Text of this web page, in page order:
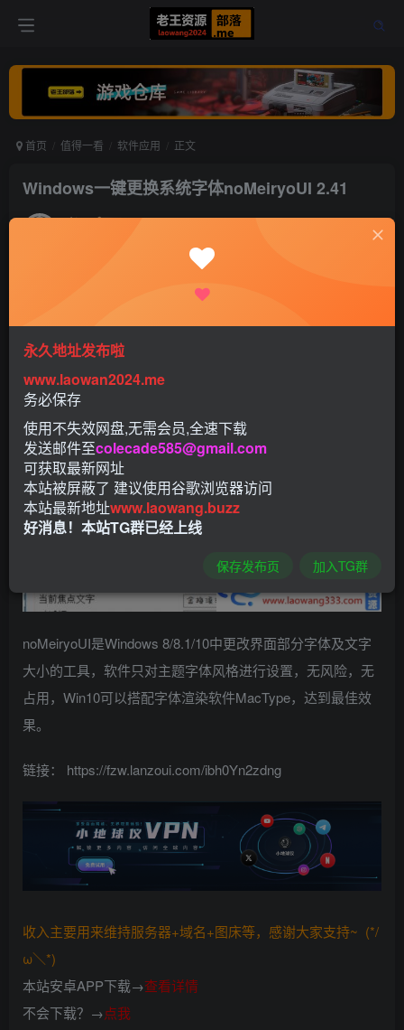
首页 值得一看 软件应用 正文
Windows一键更换系统字体noMeiryoUI 2.41
老王 打赏
Windows一键更换系统字体noMeiryoUI 2.41
Windows一键更换系统字体noMeiryoUI 2.41
noMeiryoUI是Windows 8/8.1/10中更改界面部分字体及文字
大小的工具，软件只对主题字体风格进行设置，无风险，无
占用，Win10可以搭配字体渲染软件MacType，达到最佳效
果。
链接： https://fzw.lanzoui.com/ibh0Yn2zdng
收入主要用来维持服务器+域名+图床等，感谢大家支持~ (*/
ω＼*)
本站安卓APP下载→查看详情
不会下载？→点我
永久地址发布啦
www.laowan2024.me
务必保存
使用不失效网盘,无需会员,全速下载
发送邮件至colecade585@gmail.com
可获取最新网址
本站被屏蔽了 建议使用谷歌浏览器访问
本站最新地址www.laowang.buzz
好消息！本站TG群已经上线
保存发布页 加入TG群